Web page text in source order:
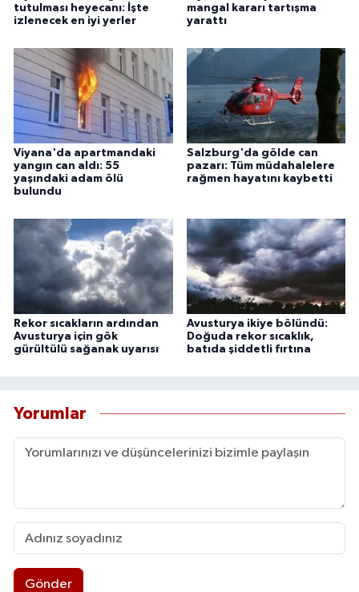
tutulması heyecanı: İşte
izlenecek en iyi yerler
mangal kararı tartışma
yarattı
Viyana'da apartmandaki
yangın can aldı: 55
yaşındaki adam ölü
bulundu
Salzburg'da gölde can
pazarı: Tüm müdahalelere
rağmen hayatını kaybetti
Rekor sıcakların ardından
Avusturya için gök
gürültülü sağanak uyarısı
Avusturya ikiye bölündü:
Doğuda rekor sıcaklık,
batıda şiddetli fırtına
Yorumlar
Gönder